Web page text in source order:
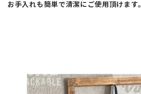
お手入れも簡単で清潔にご使用頂けます。